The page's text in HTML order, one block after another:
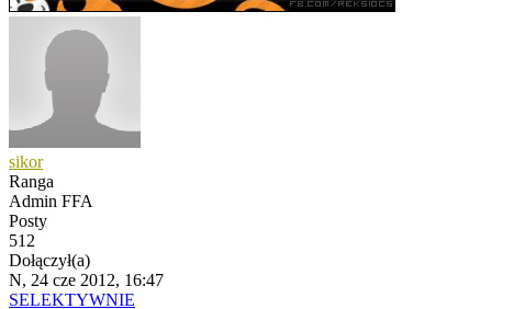
sikor
Ranga
Admin FFA
Posty
512
Dołączył(a)
N, 24 cze 2012, 16:47
SELEKTYWNIE